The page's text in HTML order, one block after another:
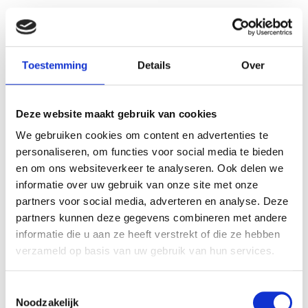
Toestemming Details Over
Deze website maakt gebruik van cookies
We gebruiken cookies om content en advertenties te
personaliseren, om functies voor social media te bieden
en om ons websiteverkeer te analyseren. Ook delen we
informatie over uw gebruik van onze site met onze
partners voor social media, adverteren en analyse. Deze
partners kunnen deze gegevens combineren met andere
informatie die u aan ze heeft verstrekt of die ze hebben
verzameld op basis van uw gebruik van hun services.
Noodzakelijk
Stekkerdoos 4-voudig 3 meter
€ 9,75
Stekkerdoos 4-voudig zwart 3
meter stroomkabel
VERGELIJKBARE PRODUCTEN